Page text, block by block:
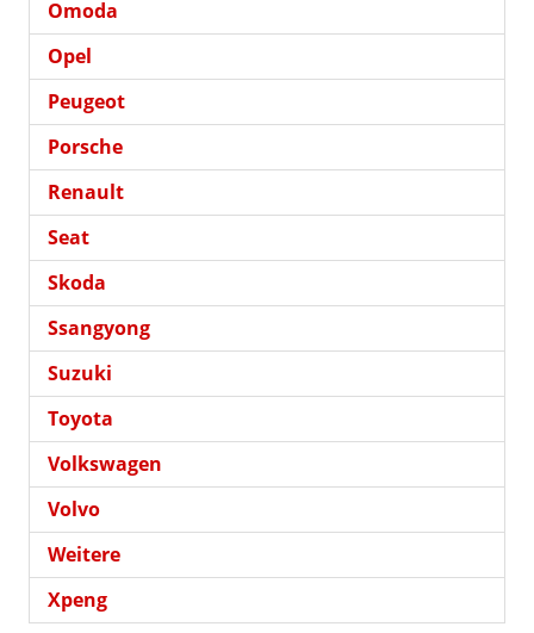
Omoda
Opel
Peugeot
Porsche
Renault
Seat
Skoda
Ssangyong
Suzuki
Toyota
Volkswagen
Volvo
Weitere
Xpeng